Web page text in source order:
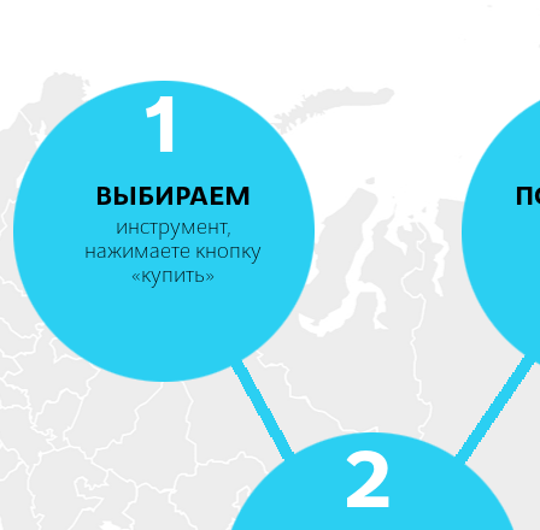
1
ВЫБИРАЕМ
инструмент,
нажимаете кнопку
«купить»
2